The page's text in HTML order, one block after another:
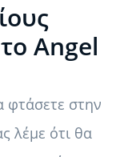
Angel
φτάσετε στην
λέμε ότι θα